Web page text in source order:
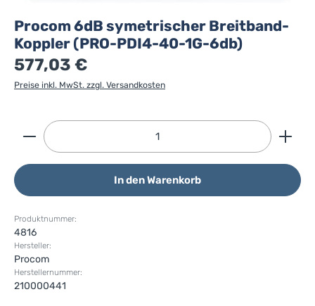
Procom 6dB symetrischer Breitband-
Koppler (PRO-PDI4-40-1G-6db)
577,03 €
Preise inkl. MwSt. zzgl. Versandkosten
Produkt Anzahl: Gib den gewünschten Wert ein
In den Warenkorb
Produktnummer:
4816
Hersteller:
Procom
Herstellernummer:
210000441